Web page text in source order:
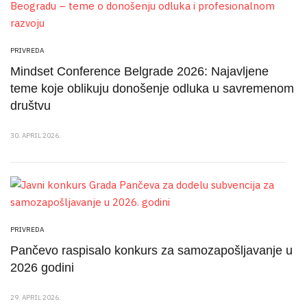
PRIVREDA
Mindset Conference Belgrade 2026: Najavljene
teme koje oblikuju donošenje odluka u savremenom
društvu
30. APRIL 2026.
PRIVREDA
Pančevo raspisalo konkurs za samozapošljavanje u
2026 godini
29. APRIL 2026.